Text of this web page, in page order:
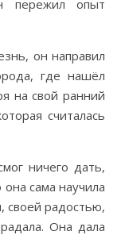
пережил опыт
он направил
где нашёл
на свой ранний
считалась
ничего дать,
сама научила
своей радостью,
Она дала